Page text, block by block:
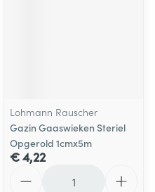
Lohmann Rauscher
Gazin Gaaswieken Steriel
Opgerold 1cmx5m
€ 4,22